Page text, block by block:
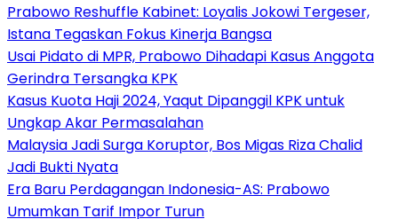
Prabowo Reshuffle Kabinet: Loyalis Jokowi Tergeser,
Istana Tegaskan Fokus Kinerja Bangsa
Usai Pidato di MPR, Prabowo Dihadapi Kasus Anggota
Gerindra Tersangka KPK
Kasus Kuota Haji 2024, Yaqut Dipanggil KPK untuk
Ungkap Akar Permasalahan
Malaysia Jadi Surga Koruptor, Bos Migas Riza Chalid
Jadi Bukti Nyata
Era Baru Perdagangan Indonesia-AS: Prabowo
Umumkan Tarif Impor Turun